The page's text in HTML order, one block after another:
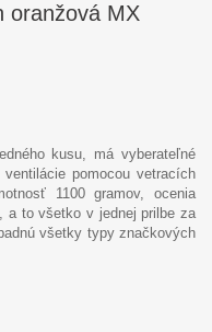
oranžová MX
kusu, má vyberateľné
pomocou vetracích
1100 gramov, ocenia
a to všetko v jednej prilbe za
všetky typy značkových